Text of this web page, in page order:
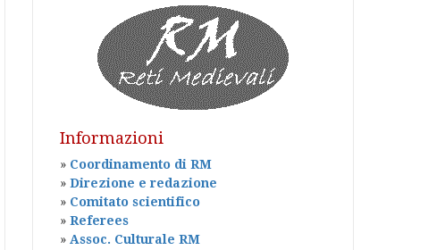
Informazioni
» Coordinamento di RM
» Direzione e redazione
» Comitato scientifico
» Referees
» Assoc. Culturale RM